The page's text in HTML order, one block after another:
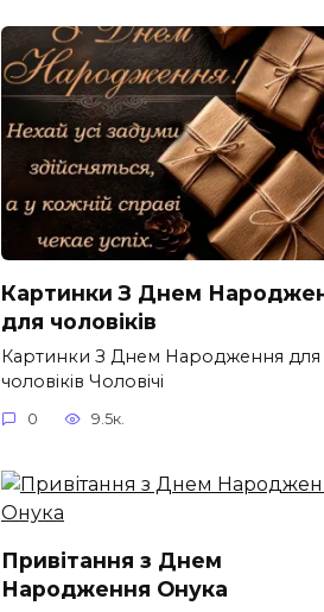
Картинки З Днем
для чоловіків​
Картинки З Днем Народження для
чоловіків​ Чоловічі
0 9.5к.
Привітання з Днем
Народження Онука